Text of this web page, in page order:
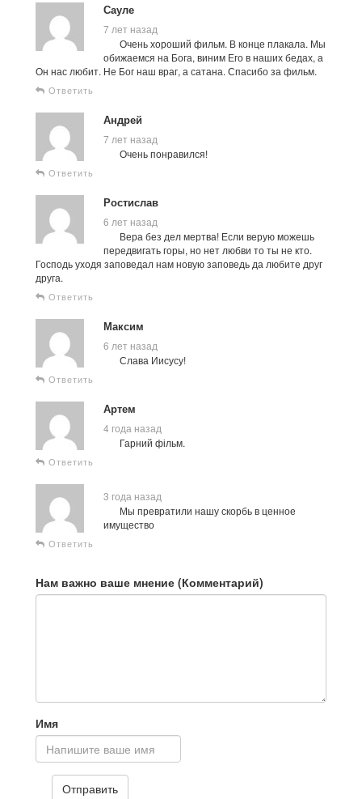
Сауле
7 лет назад
Очень хороший фильм. В конце плакала. Мы
обижаемся на Бога, виним Его в наших бедах, а
Он нас любит. Не Бог наш враг, а сатана. Спасибо за фильм.
Ответить
Андрей
7 лет назад
Очень понравился!
Ответить
Ростислав
6 лет назад
Вера без дел мертва! Если верую можешь
передвигать горы, но нет любви то ты не кто.
Господь уходя заповедал нам новую заповедь да любите друг
друга.
Ответить
Максим
6 лет назад
Слава Иисусу!
Ответить
Артем
4 года назад
Гарний фільм.
Ответить
3 года назад
Мы превратили нашу скорбь в ценное
имущество
Ответить
Нам важно ваше мнение (Комментарий)
Имя